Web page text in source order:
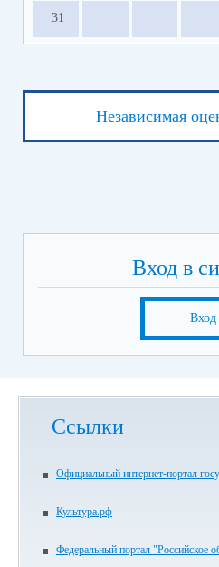
31
Независимая
Вход в
Вход
Ссылки
Официальный интернет-портал
Культура.рф
Федеральный портал "Российское